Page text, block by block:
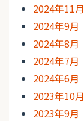
2024年11月
2024年9月
2024年8月
2024年7月
2024年6月
2023年10月
2023年9月